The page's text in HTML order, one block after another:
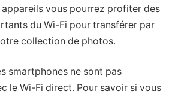
appareils vous pourrez profiter des
du Wi-Fi pour transférer par
collection de photos.
smartphones ne sont pas
le Wi-Fi direct. Pour savoir si vous